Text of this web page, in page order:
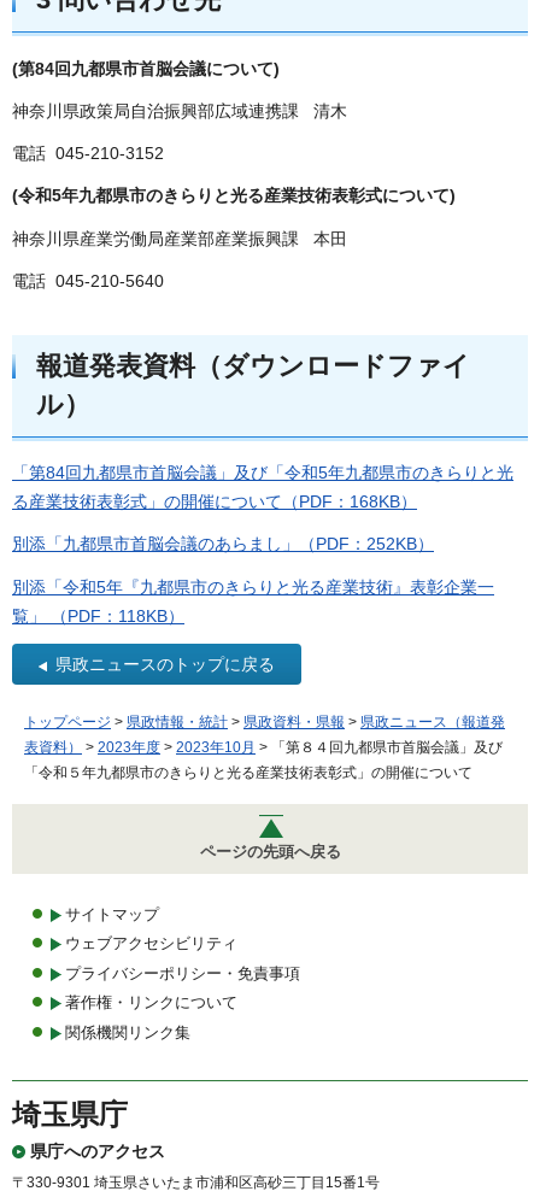
(第84回九都県市首脳会議について)
神奈川県政策局自治振興部広域連携課 清木
電話 045-210-3152
(令和5年九都県市のきらりと光る産業技術表彰式について)
神奈川県産業労働局産業部産業振興課 本田
電話 045-210-5640
報道発表資料（ダウンロードファイ
ル）
「第84回九都県市首脳会議」及び「令和5年九都県市のきらりと光
る産業技術表彰式」の開催について（PDF：168KB）
別添「九都県市首脳会議のあらまし」（PDF：252KB）
別添「令和5年『九都県市のきらりと光る産業技術』表彰企業一
覧」 （PDF：118KB）
県政ニュースのトップに戻る
トップページ > 県政情報・統計 > 県政資料・県報 > 県政ニュース（報道発
表資料）
> 2023年度 > 2023年10月 > 「第８４回九都県市首脳会議」及び
「令和５年九都県市のきらりと光る産業技術表彰式」の開催について
ページの先頭へ戻る
サイトマップ
ウェブアクセシビリティ
プライバシーポリシー・免責事項
著作権・リンクについて
関係機関リンク集
埼玉県庁
県庁へのアクセス
〒330-9301 埼玉県さいたま市浦和区高砂三丁目15番1号